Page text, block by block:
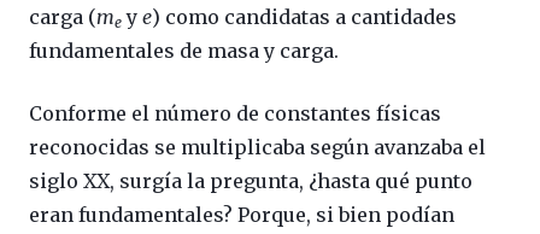
carga (me y e) como candidatas a cantidades
fundamentales de masa y carga.
Conforme el número de constantes físicas
reconocidas se multiplicaba según avanzaba el
siglo XX, surgía la pregunta, ¿hasta qué punto
eran fundamentales? Porque, si bien podían